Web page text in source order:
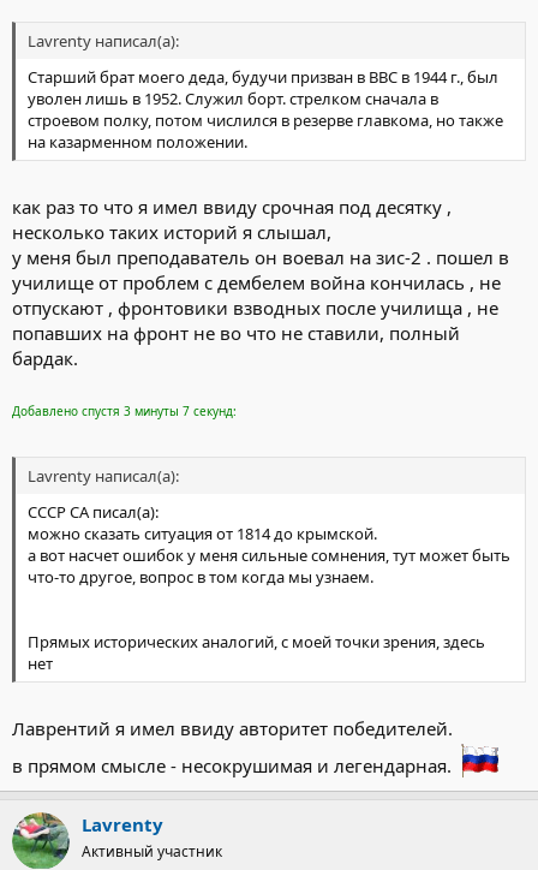
Lavrenty написал(а):
Старший брат моего деда, будучи призван в ВВС в 1944 г., был
уволен лишь в 1952. Служил борт. стрелком сначала в
строевом полку, потом числился в резерве главкома, но также
на казарменном положении.
как раз то что я имел ввиду срочная под десятку ,
несколько таких историй я слышал,
у меня был преподаватель он воевал на зис-2 . пошел в
училище от проблем с дембелем война кончилась , не
отпускают , фронтовики взводных после училища , не
попавших на фронт не во что не ставили, полный
бардак.
Добавлено спустя 3 минуты 7 секунд:
Lavrenty написал(а):
СССР СА писал(а):
можно сказать ситуация от 1814 до крымской.
а вот насчет ошибок у меня сильные сомнения, тут может быть
что-то другое, вопрос в том когда мы узнаем.
Прямых исторических аналогий, с моей точки зрения, здесь
нет
Лаврентий я имел ввиду авторитет победителей.
в прямом смысле - несокрушимая и легендарная.
Lavrenty
Активный участник